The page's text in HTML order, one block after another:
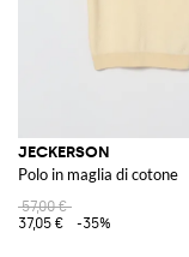
JECKERSON
Polo in maglia di cotone
57,00 €
37,05 €
-35%